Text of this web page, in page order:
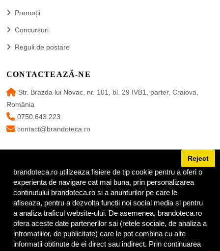
brandoteca.ro utilizeaza fisiere de tip cookie pentru a oferi o
experienta de navigare cat mai buna, prin personalizarea
continutului brandoteca.ro si a anunturilor pe care le
afiseaza, pentru a dezvolta functii noi social media si pentru
a analiza traficul website-ului. De asemenea, brandoteca.ro
ofera aceste date partenerilor sai (retele sociale, de analiza a
infromatiilor, de publicitate) care le pot combina cu alte
informatii obtinute de ei direct sau indirect. Prin continuarea
Reject
Promoții
Concursuri
Reguli de postare
CONTACTEAZĂ-NE
Str. Brazda lui Novac, nr. 101, bl. 29 IVB1, parter, Craiova,
România
0750.643.223
contact@brandoteca.ro
URMĂREȘTE-NE